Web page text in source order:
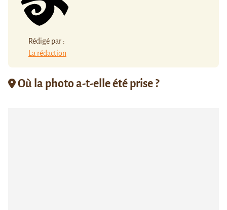
Rédigé par :
La rédaction
Où la photo a-t-elle été prise ?